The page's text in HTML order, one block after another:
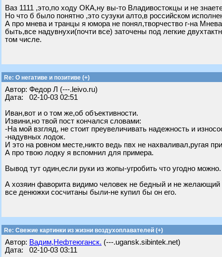
Ваз 1111 ,это,по ходу ОКА,ну вы-то Владивостокцы и не
Но что б было понятно ,это сузуки алто,в российском
А про мнева и транцы я юмора не понял,творчество г-на
быть,все надувнухи(почти все) заточены под легкие
том числе.
Re: О негативе и позитиве (+)
Автор: Федор Л (---.leivo.ru)
Дата: 02-10-03 02:51
Иван,вот и о том же,об объективности.
Извини,но твой пост кончался словами:
-На мой взгляд, не стоит преувеличивать надежность и
-надувных лодок.
И это на ровном месте,никто ведь пвх не нахваливал,ругая
А про твою лодку я вспомнил для примера.
Вывод тут один,если руки из жопы-угробить что угодно можно.
А хозяин фаворита видимо человек не бедный и не желающий
все денюжки сосчитаны были-не купил бы он его.
Re: Свежие картинки из жизни воздухоплавателей (+)
Автор: Вадим,Нефтеюганск. (---.ugansk.sibintek.net)
Дата: 02-10-03 03:11